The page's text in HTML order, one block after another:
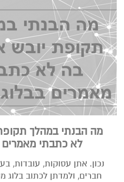
מה הבנתי במהלך
לא כתבתי מאמרים
נכון. אתן עסוקות, עובדות,
חברים, ולמדתן לכתוב בלוג